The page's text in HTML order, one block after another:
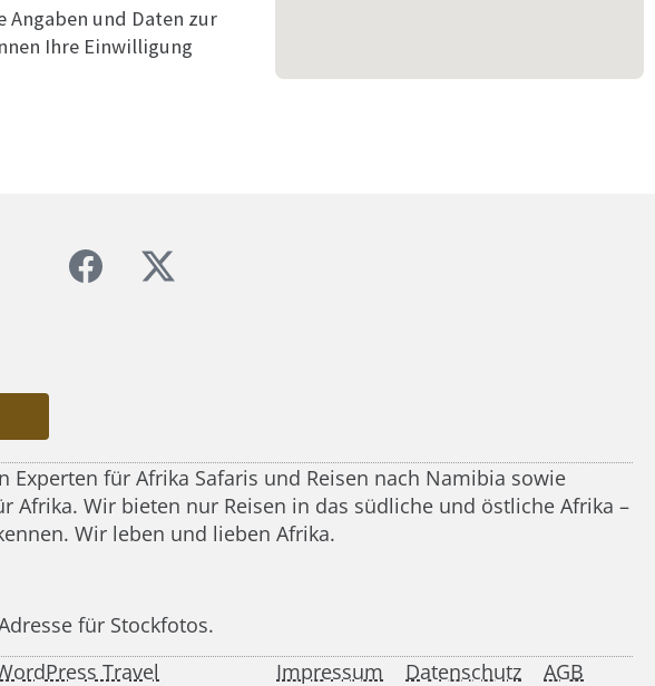
und Daten zur
Ihre Einwilligung
für Afrika Safaris und Reisen nach Namibia sowie
Wir bieten nur Reisen in das südliche und östliche Afrika –
Wir leben und lieben Afrika.
für Stockfotos.
Travel
Impressum Datenschutz
AGB